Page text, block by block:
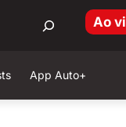
Ao
App Auto+